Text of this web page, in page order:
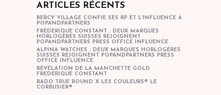
ARTICLES RÉCENTS
BERCY VILLAGE CONFIE SES RP ET L’INFLUENCE À
POPANDPARTNERS
FREDERIQUE CONSTANT : DEUX MARQUES
HORLOGÈRES SUISSES REJOIGNENT
POPANDPARTNERS PRESS OFFICE INFLUENCE
ALPINA WATCHES : DEUX MARQUES HORLOGÈRES
SUISSES REJOIGNENT POPANDPARTNERS PRESS
OFFICE INFLUENCE
RÉVÉLATION DE LA MANCHETTE GOLD
FREDERIQUE CONSTANT
RADO TRUE ROUND X LES COULEURS® LE
CORBUSIER®